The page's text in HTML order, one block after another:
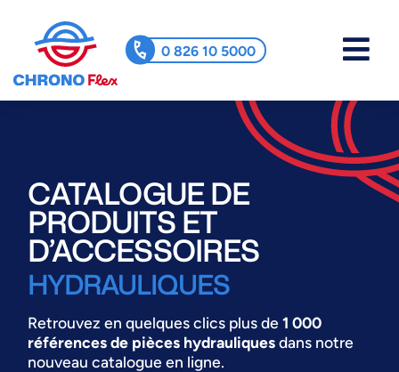
0 826 10 5000
CATALOGUE DE
PRODUITS ET
D’ACCESSOIRES
HYDRAULIQUES
Retrouvez en quelques clics plus de1 000
références de pièces hydrauliquesdans notre
nouveau catalogue en ligne.